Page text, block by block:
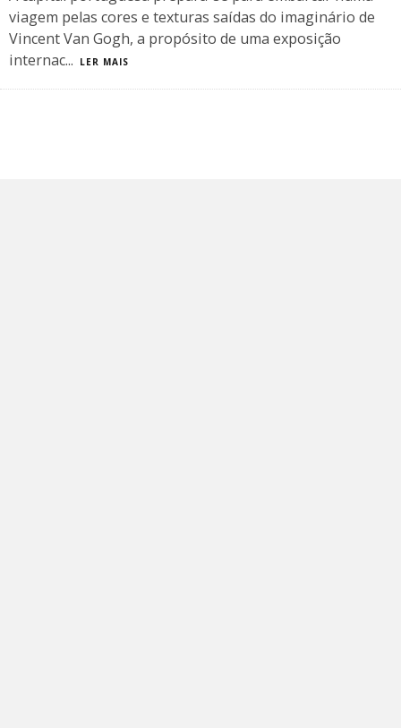
viagem pelas cores e texturas saídas do imaginário de
Vincent Van Gogh, a propósito de uma exposição
internac... LER MAIS